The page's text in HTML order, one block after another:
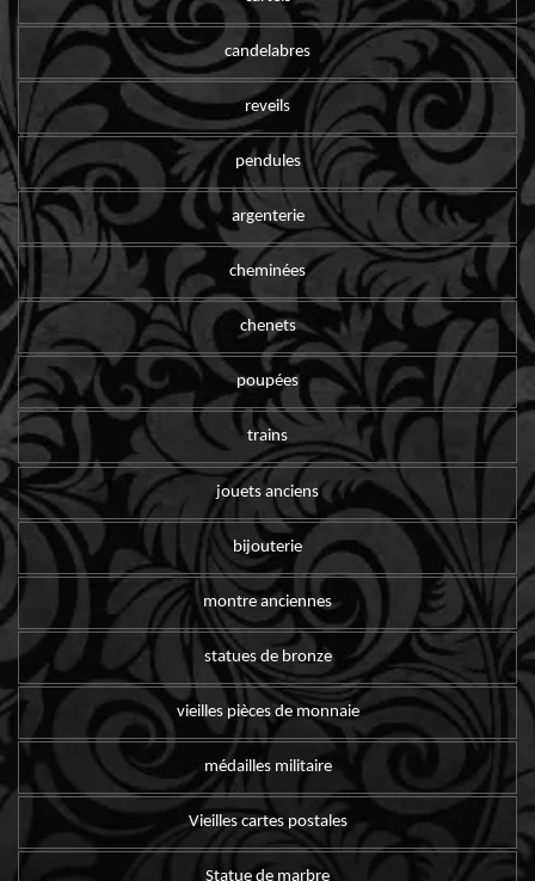
candelabres
reveils
pendules
argenterie
cheminées
chenets
poupées
trains
jouets anciens
bijouterie
montre anciennes
statues de bronze
vieilles pièces de monnaie
médailles militaire
Vieilles cartes postales
Statue de marbre